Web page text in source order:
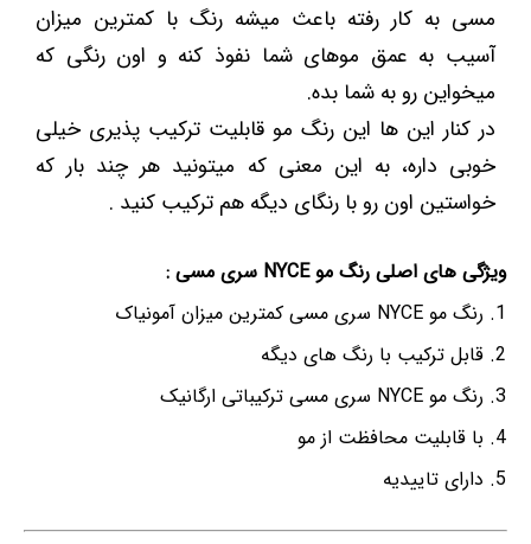
مسی به کار رفته باعث میشه رنگ با کمترین میزان
آسیب به عمق موهای شما نفوذ کنه و اون رنگی که
میخواین رو به شما بده.
در کنار این ها این رنگ مو قابلیت ترکیب پذیری خیلی
خوبی داره، به این معنی که میتونید هر چند بار که
خواستین اون رو با رنگای دیگه هم ترکیب کنید .
ویژگی های اصلی رنگ مو NYCE سری مسی :
رنگ مو NYCE سری مسی کمترین میزان آمونیاک
قابل ترکیب با رنگ های دیگه
رنگ مو NYCE سری مسی ترکیباتی ارگانیک
با قابلیت محافظت از مو
دارای تاییدیه